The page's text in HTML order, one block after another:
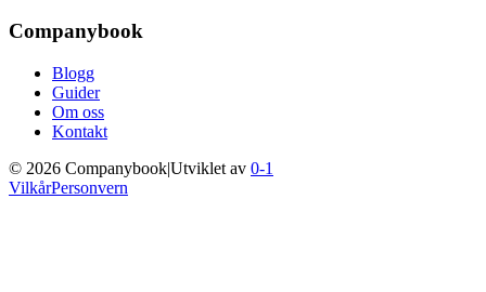
Companybook
Blogg
Guider
Om oss
Kontakt
© 2026 Companybook|Utviklet av 0-1
VilkårPersonvern